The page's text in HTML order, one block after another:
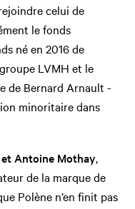
celui de
le fonds
né en 2016 de
LVMH et le
de Bernard Arnault -
minoritaire dans
et Antoine Mothay,
de la marque de
Polène n’en finit pas